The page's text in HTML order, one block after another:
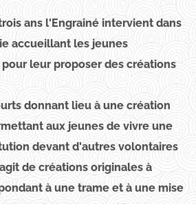
ans l'Engrainé intervient dans
accueillant les jeunes
leur proposer des créations
donnant lieu à une création
aux jeunes de vivre une
devant d'autres volontaires
de créations originales à
à une trame et à une mise